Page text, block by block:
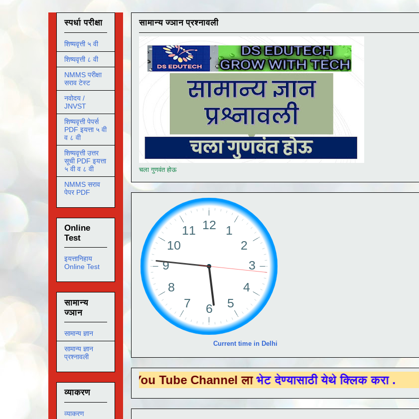
सामान्य ज्ञान प्रश्नावली
चला गुणवंत होऊ
Current time in Delhi
EDUTECHया You Tube Channel लाभेट देण्यासाठी येथे क्लिक करा .
स्पर्धा परीक्षा
शिष्यवृत्ती ५ वी
शिष्यवृत्ती ८ वी
NMMS परीक्षा
सराव टेस्ट
नवोदय /
JNVST
शिष्यवृत्ती पेपर्स
PDF इयत्ता ५ वी
व ८ वी
शिष्यवृत्ती उत्तर
सूची PDF इयत्ता
५ वी व ८ वी
NMMS सराव
पेपर PDF
Online
Test
इयत्तानिहाय
Online Test
सामान्य
ज्ञान
सामान्य ज्ञान
सामान्य ज्ञान
प्रश्नावली
व्याकरण
व्याकरण